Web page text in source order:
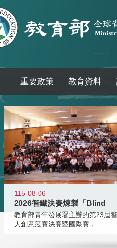
重要政策 教育資料
115-08-06
2026智鐵決賽煉製「Blind
教育部青年發展署主辦的第23屆
人創意競賽決賽暨國際賽，...